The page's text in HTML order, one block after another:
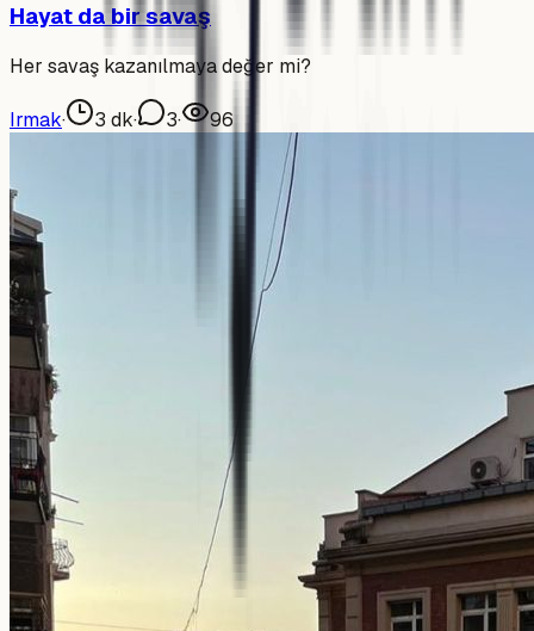
Hayat da bir savaş
Her savaş kazanılmaya değer mi?
Irmak· 3 dk· 3· 96